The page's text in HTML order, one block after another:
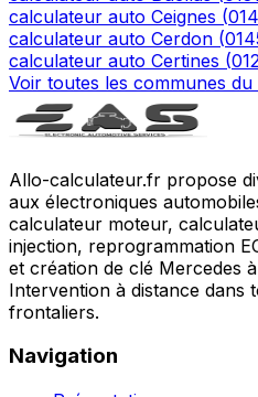
calculateur auto Ceignes (
calculateur auto Cerdon (
calculateur auto Certines (
Voir toutes les communes du
Allo-calculateur.fr propose
aux électroniques
calculateur moteur,
injection, reprogrammation
et création de clé Mercedes
Intervention à distance dans
frontaliers.
Navigation